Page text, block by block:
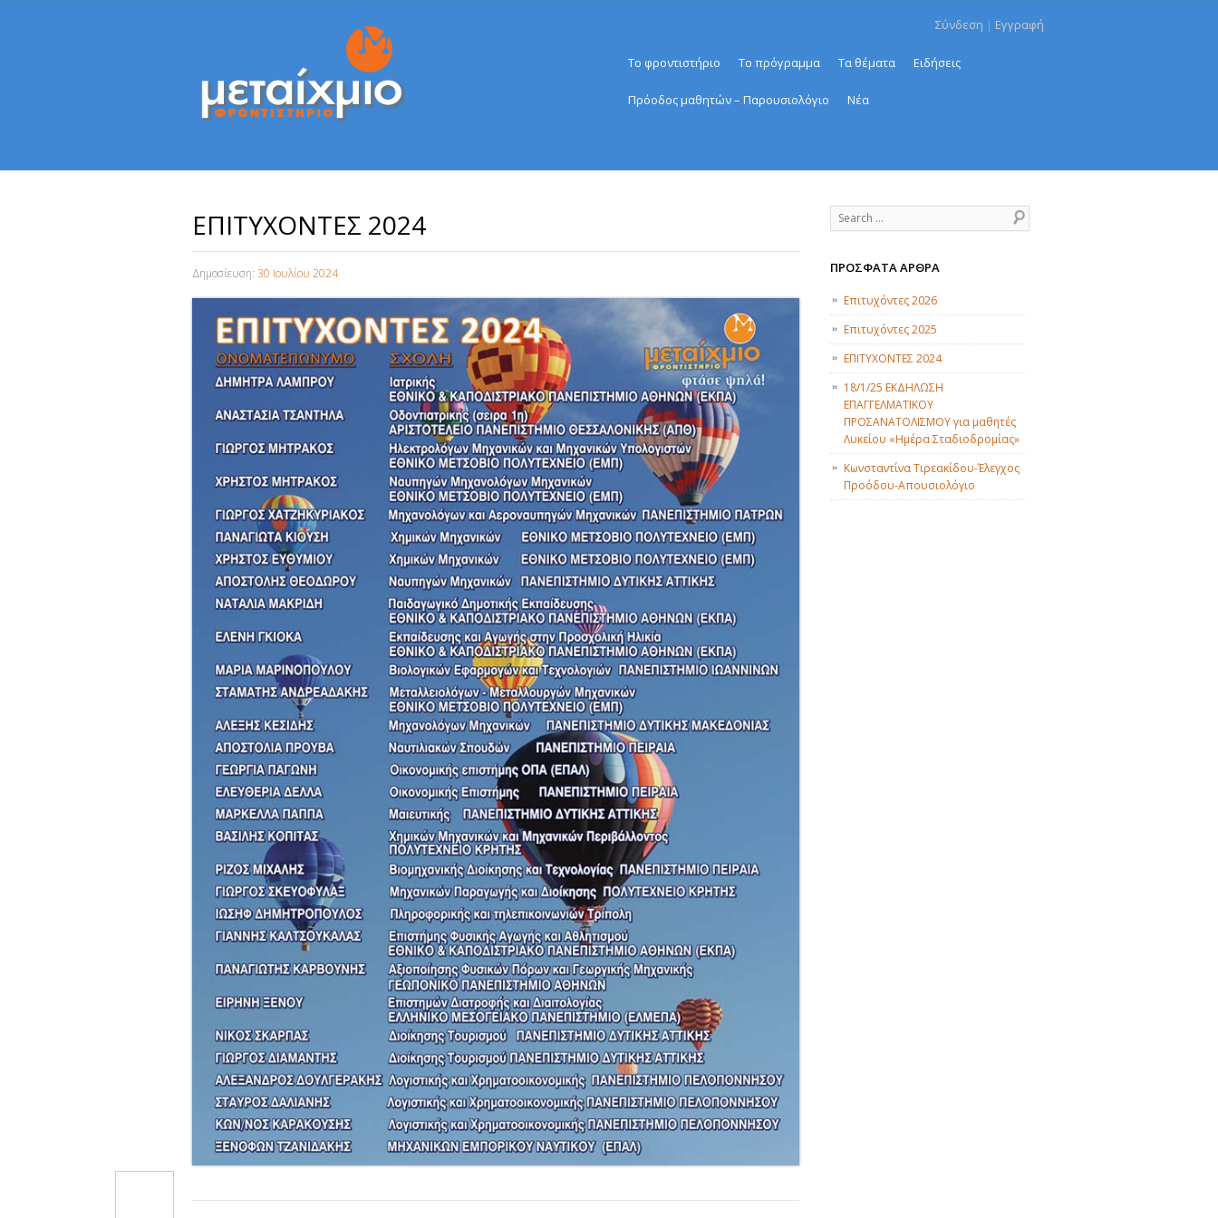
Σύνδεση | Εγγραφή
Skip to content
Το φροντιστήριο Το πρόγραμμα Τα θέματα Ειδήσεις
Πρόοδος μαθητών – Παρουσιολόγιο Νέα
ΕΠΙΤΥΧΟΝΤΕΣ 2024
Δημοσίευση: 30 Ιουλίου 2024
Search
ΠΡΌΣΦΑΤΑ ΆΡΘΡΑ
Επιτυχόντες 2026
Επιτυχόντες 2025
ΕΠΙΤΥΧΟΝΤΕΣ 2024
18/1/25 ΕΚΔΗΛΩΣΗ
ΕΠΑΓΓΕΛΜΑΤΙΚΟΥ
ΠΡΟΣΑΝΑΤΟΛΙΣΜΟΥ για μαθητές
Λυκείου «Ημέρα Σταδιοδρομίας»
Κωνσταντίνα Τιρεακίδου-Έλεγχος
Προόδου-Απουσιολόγιο